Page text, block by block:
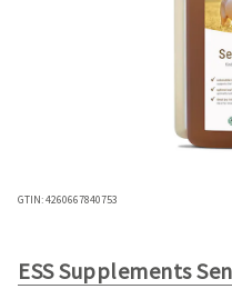
GTIN:4260667840753
ESS Supplements